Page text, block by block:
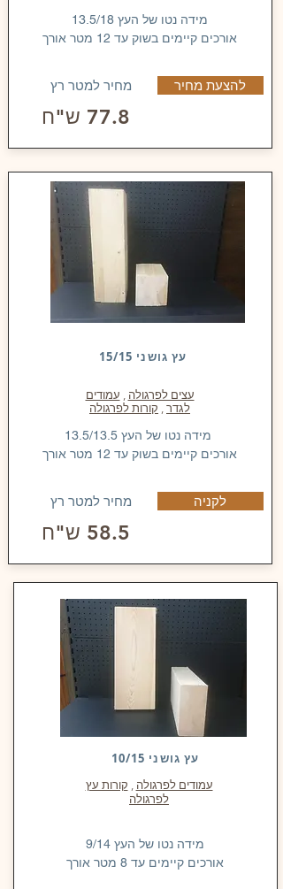
מידה נטו של העץ 13.5/18
אורכים קיימים בשוק עד 12 מטר אורך
מחיר למטר רץ
77.8 ש"ח
להצעת מחיר
עץ גושני 15/15
עצים לפרגולה , עמודים
לגדר , קורות לפרגולה
אורכים קיימים בשוק עד 12 מטר אורך
מחיר למטר רץ
58.5 ש"ח
לקניה
עץ גושני 10/15
עמודים לפרגולה , קורות עץ
לפרגולה
מידה נטו של העץ 9/14
אורכים קיימים עד 8 מטר אורך